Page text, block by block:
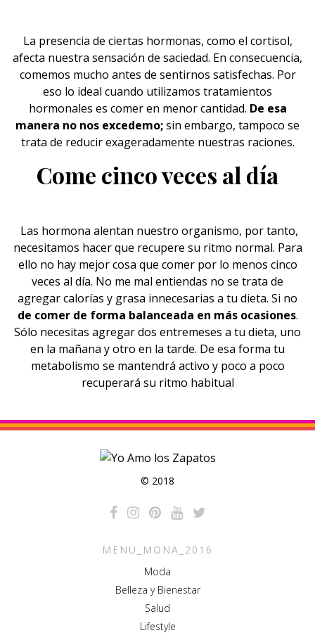
La presencia de ciertas hormonas, como el cortisol,
afecta nuestra sensación de saciedad. En consecuencia,
comemos mucho antes de sentirnos satisfechas. Por
eso lo ideal cuando utilizamos tratamientos
hormonales es comer en menor cantidad. De esa
manera no nos excedemo;sin embargo, tampoco se
trata de reducir exageradamente nuestras raciones.
Come cinco veces al día
Las hormona alentan nuestro organismo, por tanto,
necesitamos hacer que recupere su ritmo normal. Para
ello no hay mejor cosa que comer por lo menos cinco
veces al día. No me mal entiendas no se trata de
agregar calorías y grasa innecesarias a tu dieta. Si no
de comer de forma balanceada en más ocasiones.
Sólo necesitas agregar dos entremeses a tu dieta, uno
en la mañana y otro en la tarde. De esa forma tu
metabolismo se mantendrá activo y poco a poco
recuperará su ritmo habitual
© 2018
MENU_MONA_2016
Moda
Belleza y Bienestar
Salud
Lifestyle